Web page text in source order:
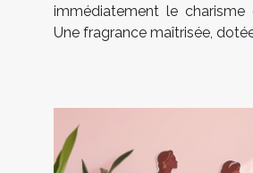
immédiatement le charisme
Une fragrance maîtrisée, dotée